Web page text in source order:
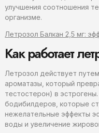
улучшения соотношения
организме.
Летрозол Балкан 2,5 мг:
Как работает
Летрозол действует
ароматазы, который
тестостерон) в
бодибилдеров, которые
нежелательные эффекты
воды и увеличение